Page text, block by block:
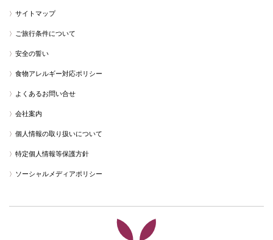
サイトマップ
ご旅行条件について
安全の誓い
食物アレルギー対応ポリシー
よくあるお問い合せ
会社案内
個人情報の取り扱いについて
特定個人情報等保護方針
ソーシャルメディアポリシー